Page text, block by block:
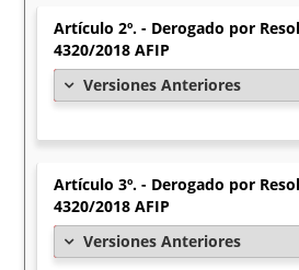
Artículo 2º. - Derogado por
4320/2018 AFIP
Versiones Anteriores
Artículo 3º. - Derogado por
4320/2018 AFIP
Versiones Anteriores